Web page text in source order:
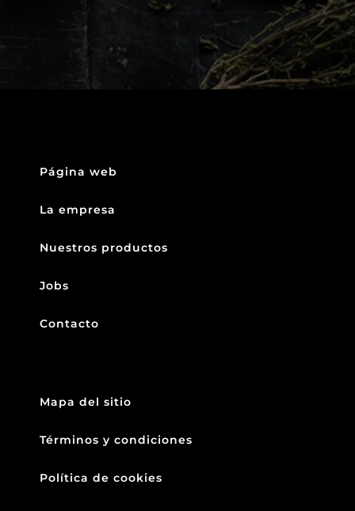
Página web
La empresa
Nuestros productos
Jobs
Contacto
Mapa del sitio
Términos y condiciones
Política de cookies